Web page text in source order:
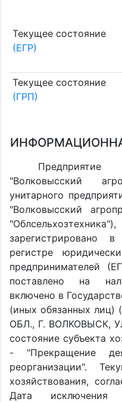
Текущее состояние
(ЕГР)
Текущее состояние
(ГРП)
Предприятие
"Волковысский
унитарного
"Волковысский
зарегистрировано
регистре
предпринимателей
поставлено на
включено в
(иных обязанных
ОБЛ., Г. ВОЛКОВЫСК,
состояние субъекта
- "Прекращение
реорганизации".
хозяйствования,
Дата